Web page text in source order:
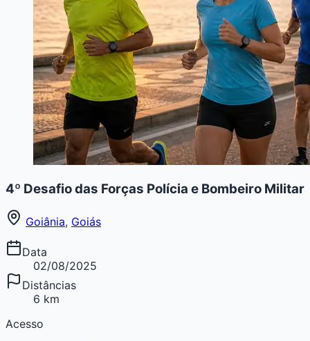
4º Desafio das Forças Polícia e Bombeiro Militar
Goiânia, Goiás
Data
02/08/2025
Distâncias
6 km
Acesso